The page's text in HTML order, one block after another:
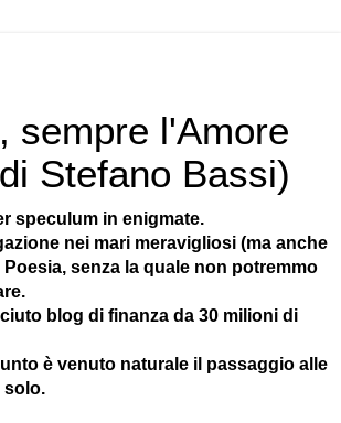
sempre l'Amore
Stefano Bassi)
speculum in enigmate.
nei mari meravigliosi (ma anche
senza la quale non potremmo
blog di finanza da 30 milioni di
è venuto naturale il passaggio alle
solo.